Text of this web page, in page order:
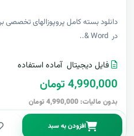
دانلود بسته کامل پروپوزالهای تخصصی
در Word &..
فایل دیجیتال آماده استفاده
4,990,000 تومان
بدون مالیات: 4,990,000 تومان
افزودن به سبد